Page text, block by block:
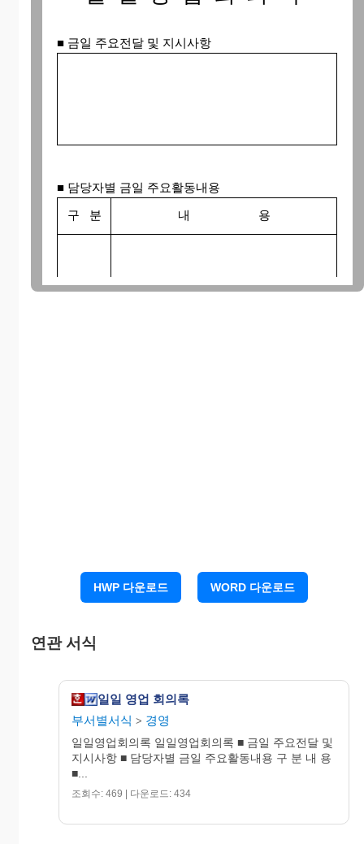
■ 금일 주요전달 및 지시사항
■ 담당자별 금일 주요활동내용
구 분 내 용
■ 건의사항
HWP 다운로드 WORD 다운로드
연관 서식
일일 영업 회의록
부서별서식 > 경영
일일영업회의록 일일영업회의록 ■ 금일 주요전달 및
지시사항 ■ 담당자별 금일 주요활동내용 구 분 내 용
■...
조회수: 469 | 다운로드: 434